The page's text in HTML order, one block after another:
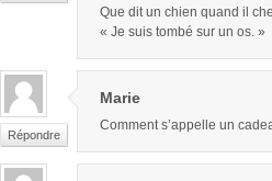
Que dit un chien quand il
« Je suis tombé sur un os. »
Répondre
Marie
Comment s’appelle un